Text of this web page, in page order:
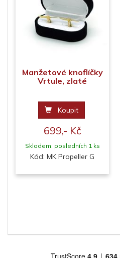
Manžetové knoflíčky
Vrtule, zlaté
Koupit
699,- Kč
Skladem: posledních 1 ks
Kód: MK Propeller G